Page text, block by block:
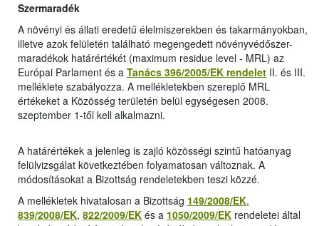
Szermaradék
A növényi és állati eredetű élelmiszerekben és takarmányokban,
illetve azok felületén található megengedett növényvédőszer-
maradékok határértékét (maximum residue level - MRL) az
Európai Parlament és a Tanács 396/2005/EK rendelet II. és III.
melléklete szabályozza. A mellékletekben szereplő MRL
értékeket a Közösség területén belül egységesen 2008.
szeptember 1-től kell alkalmazni.
A határértékek a jelenleg is zajló közösségi szintű hatóanyag
felülvizsgálat következtében folyamatosan változnak. A
módosításokat a Bizottság rendeletekben teszi közzé.
A mellékletek hivatalosan a Bizottság 149/2008/EK,
839/2008/EK, 822/2009/EK és a 1050/2009/EK rendeletei által